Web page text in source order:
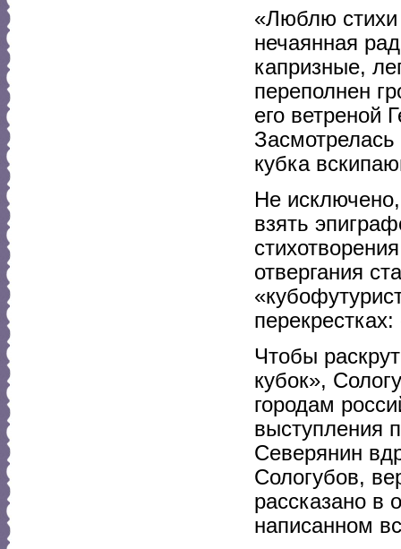
«Люблю стихи
нечаянная
капризные,
переполнен
его
кубка
Не
взять
отвергания
Чтобы
кубок»,
городам
выступления
Северянин
Сологубов,
рассказано в
написанном